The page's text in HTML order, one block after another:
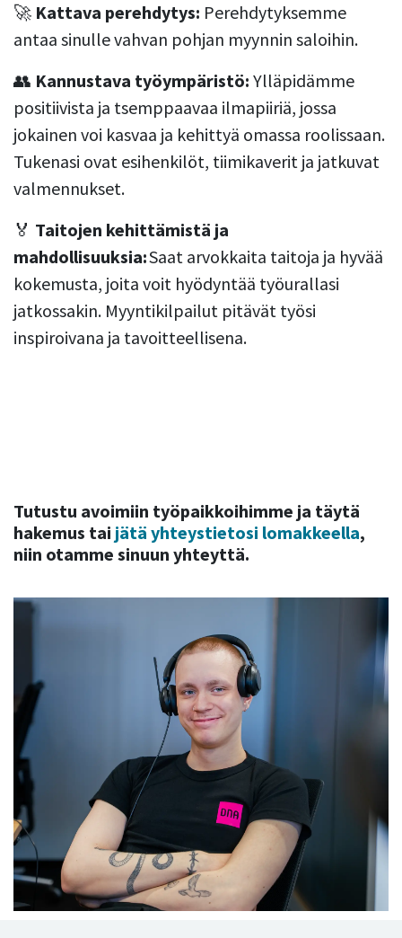
🚀 Kattava perehdytys: Perehdytyksemme
antaa sinulle vahvan pohjan myynnin saloihin.
👥 Kannustava työympäristö: Ylläpidämme
positiivista ja tsemppaavaa ilmapiiriä, jossa
jokainen voi kasvaa ja kehittyä omassa roolissaan.
Tukenasi ovat esihenkilöt, tiimikaverit ja jatkuvat
valmennukset.
🏅 Taitojen kehittämistä ja
mahdollisuuksia:Saat arvokkaita taitoja ja hyvää
kokemusta, joita voit hyödyntää työurallasi
jatkossakin. Myyntikilpailut pitävät työsi
inspiroivana ja tavoitteellisena.
Tutustu avoimiin työpaikkoihimme ja täytä
hakemus tai jätä yhteystietosi lomakkeella,
niin otamme sinuun yhteyttä.